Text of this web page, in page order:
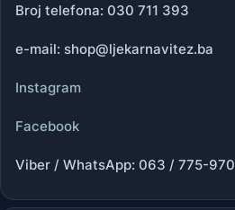
Broj telefona: 030 711 393
e-mail: shop@ljekarnavitez.ba
Instagram
Facebook
Viber / WhatsApp: 063 / 775-970